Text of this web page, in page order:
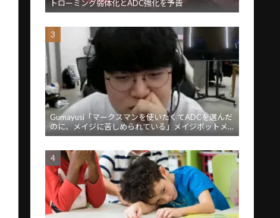
トローミング弱体化とADC強化を予告
Gumayusi「マークスマンを使いたくてADCを選んだ
のに、メイジに苦しめられている」メイジボットメ
タに苦言